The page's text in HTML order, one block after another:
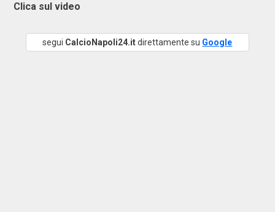
Clica sul video
segui CalcioNapoli24.itdirettamente su Google